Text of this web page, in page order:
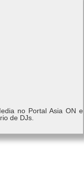
no Portal Asia ON e
de DJs.